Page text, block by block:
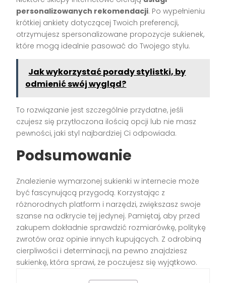
personalizowanych rekomendacji. Po wypełnieniu
krótkiej ankiety dotyczącej Twoich preferencji,
otrzymujesz spersonalizowane propozycje sukienek,
które mogą idealnie pasować do Twojego stylu.
Jak wykorzystać porady stylistki, by
odmienić swój wygląd?
To rozwiązanie jest szczególnie przydatne, jeśli
czujesz się przytłoczona ilością opcji lub nie masz
pewności, jaki styl najbardziej Ci odpowiada.
Podsumowanie
Znalezienie wymarzonej sukienki w internecie może
być fascynującą przygodą. Korzystając z
różnorodnych platform i narzędzi, zwiększasz swoje
szanse na odkrycie tej jedynej. Pamiętaj, aby przed
zakupem dokładnie sprawdzić rozmiarówkę, politykę
zwrotów oraz opinie innych kupujących. Z odrobiną
cierpliwości i determinacji, na pewno znajdziesz
sukienkę, która sprawi, że poczujesz się wyjątkowo.